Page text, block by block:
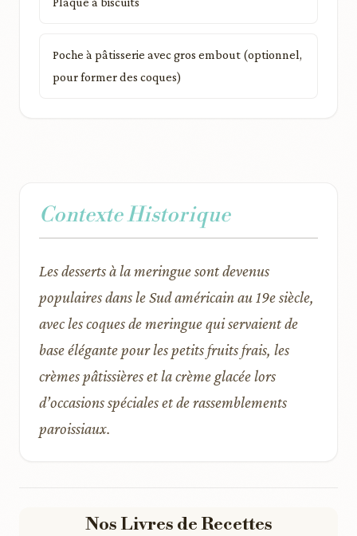
Poche à pâtisserie avec gros embout (optionnel,
pour former des coques)
Contexte Historique
Les desserts à la meringue sont devenus
populaires dans le Sud américain au 19e siècle,
avec les coques de meringue qui servaient de
base élégante pour les petits fruits frais, les
crèmes pâtissières et la crème glacée lors
d’occasions spéciales et de rassemblements
paroissiaux.
Nos Livres de Recettes